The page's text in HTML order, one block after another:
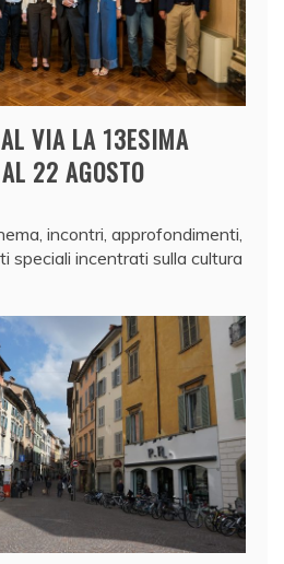
VIA LA 13ESIMA
22 AGOSTO
incontri, approfondimenti,
speciali incentrati sulla cultura